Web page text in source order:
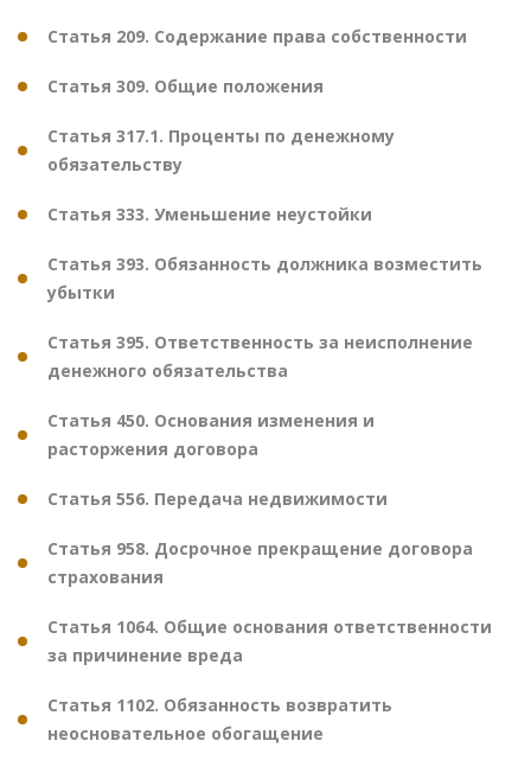
Статья 209. Содержание права собственности
Статья 309. Общие положения
Статья 317.1. Проценты по денежному
обязательству
Статья 333. Уменьшение неустойки
Статья 393. Обязанность должника возместить
убытки
Статья 395. Ответственность за неисполнение
денежного обязательства
Статья 450. Основания изменения и
расторжения договора
Статья 556. Передача недвижимости
Статья 958. Досрочное прекращение договора
страхования
Статья 1064. Общие основания ответственности
за причинение вреда
Статья 1102. Обязанность возвратить
неосновательное обогащение